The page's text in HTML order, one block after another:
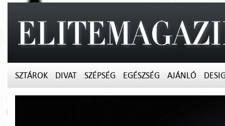
SZTÁROK DIVAT SZÉPSÉG EGÉSZSÉG AJÁNLÓ